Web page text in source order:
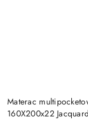
Materac
160X200x22 Jacquard